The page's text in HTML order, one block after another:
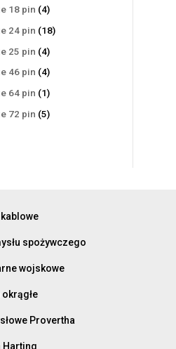
18 pin 44
produkty
24 pin 1818
25 pin 44
produkty
46 pin 44
produkty
64 pin 11
produkt
72 pin 55
spożywczego
wojskowe
okrągłe
Provertha
Harting